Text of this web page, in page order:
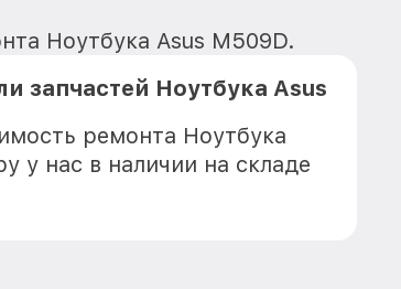
Ноутбука Asus M509D.
запчастей Ноутбука Asus
ремонта Ноутбука
у нас в наличии на складе